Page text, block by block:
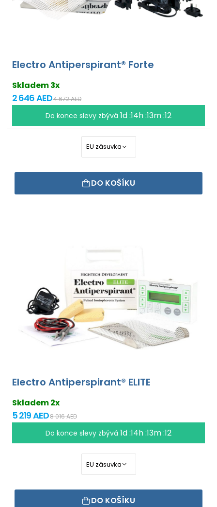
Electro Antiperspirant® Forte
Skladem 3x
2 646 AED4 672 AED
Do konce slevy zbývá 1d :14h :13m :12
DO KOŠÍKU
Electro Antiperspirant® ELITE
Skladem 2x
5 219 AED8 016 AED
Do konce slevy zbývá 1d :14h :13m :12
DO KOŠÍKU